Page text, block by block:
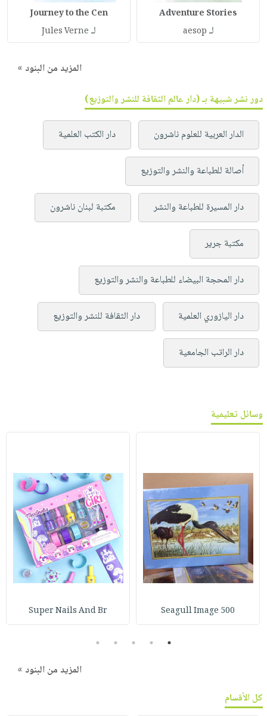
Adventure Stories
لـ aesop
Journey to the Cen
لـ Jules Verne
المزيد من البنود »
دور نشر شبيهة بـ (دار عالم الثقافة للنشر والتوزيع)
الدار العربية للعلوم ناشرون دار الكتب العلمية
أصالة للطباعة والنشر والتوزيع
دار المسيرة للطباعة والنشر مكتبة لبنان ناشرون
مكتبة جرير
دار المحجة البيضاء للطباعة والنشر والتوزيع
دار اليازوري العلمية دار الثقافة للنشر والتوزيع
دار الراتب الجامعية
وسائل تعليمية
Seagull Image 500
Super Nails And Br
1
2
3
4
5
المزيد من البنود »
كل الأقسام